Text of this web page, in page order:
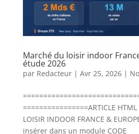
Marché du loisir indoor
étude 2026
par Redacteur| Avr 25, 2026|
================ARTICLE
LOISIR INDOOR FRANCE &
insérer dans un module CODE